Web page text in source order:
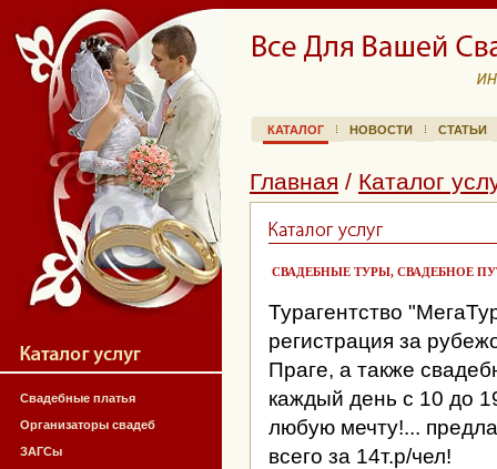
Свадебные платья
Организаторы свадеб
ЗАГСы
КАТАЛОГ НОВОСТИ СТАТЬИ
Главная / Каталог
СВАДЕБНЫЕ ТУРЫ, СВАДЕБНОЕ
Турагентство
регистрация за
Праге, а также
каждый день с 10 до
любую мечту!...
всего за 14т.р/чел!